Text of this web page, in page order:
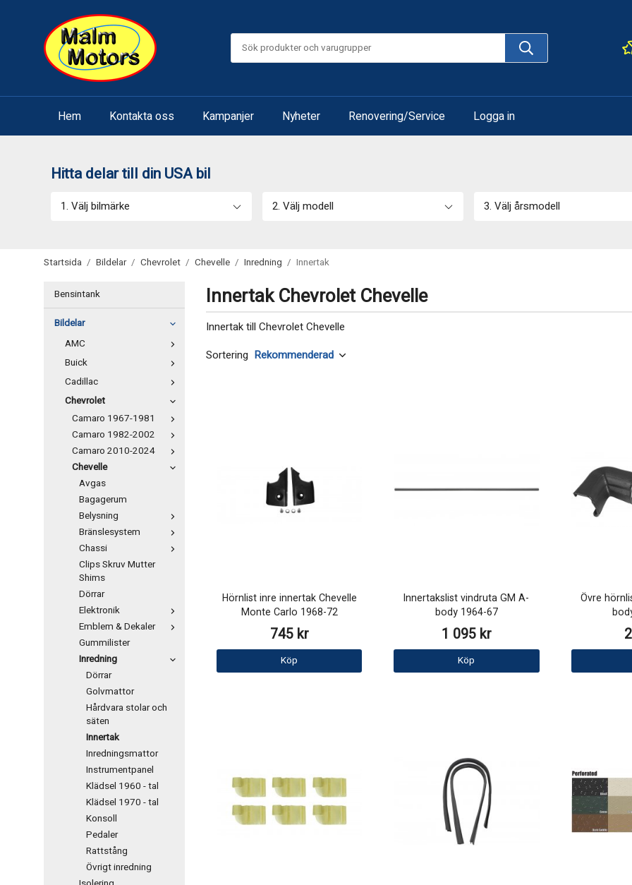
Hem Kontakta oss Kampanjer Nyheter Renovering/Service Logga in
Hitta delar till din USA bil
1. Välj bilmärke 2. Välj modell 3. Välj årsmodell
Startsida / Bildelar / Chevrolet / Chevelle / Inredning / Innertak
Bensintank
Bildelar
AMC
Buick
Cadillac
Chevrolet
Camaro 1967-1981
Camaro 1982-2002
Camaro 2010-2024
Chevelle
Avgas
Bagagerum
Belysning
Bränslesystem
Chassi
Clips Skruv Mutter
Shims
Dörrar
Elektronik
Emblem & Dekaler
Gummilister
Inredning
Dörrar
Golvmattor
Hårdvara stolar och
säten
Innertak
Inredningsmattor
Instrumentpanel
Klädsel 1960 - tal
Klädsel 1970 - tal
Konsoll
Pedaler
Rattstång
Övrigt inredning
Innertak Chevrolet Chevelle
Innertak till Chevrolet Chevelle
Sortering
Hörnlist inre innertak Chevelle
Monte Carlo 1968-72
745 kr
Köp
Innertakslist vindruta GM A-
body 1964-67
1 095 kr
Köp
Övre